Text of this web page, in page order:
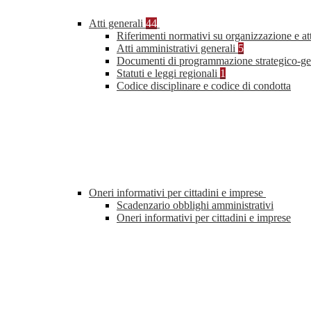
Atti generali 44
Riferimenti normativi su organizzazione e
Atti amministrativi generali 5
Documenti di programmazione strategico-
Statuti e leggi regionali 1
Codice disciplinare e codice di condotta
Oneri informativi per cittadini e imprese
Scadenzario obblighi amministrativi
Oneri informativi per cittadini e imprese